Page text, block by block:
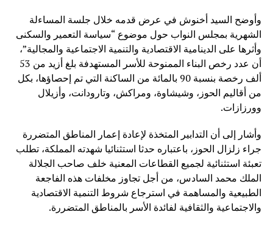
وأوضح السيد أخنوش في عرض قدمه خلال جلسة المساءلة
الشهرية بمجلس النواب حول موضوع “سياسة التعمير والسكنى
وأثرها على الدينامية الاقتصادية والتنمية الاجتماعية والمجالية”،
أن عدد رخص البناء الممنوحة للأسر المستهدفة بلغ أزيد من 53
ألف رخصة بنسبة 90 بالمائة من الساكنة التي تم إحصاؤها، بكل
من أقاليم الحوز، وشيشاوة، ومراكش، وتارودانت، وأزيلال
وورزازات.
وأشار إلى أن التدابير المتخذة لإعادة إعمار المناطق المتضررة
جراء زلزال الحوز، باعتباره حدثا استثنائيا شهدته المملكة، تطلب
تعبئة استثنائية لجميع القطاعات المعنية خلف صاحب الجلالة
الملك محمد السادس، من أجل تجاوز مخلفات هذه الفاجعة
الطبيعية والمساهمة في استرجاع شروط التنمية الاقتصادية
والاجتماعية والثقافية لفائدة الأسر بالمناطق المتضررة.